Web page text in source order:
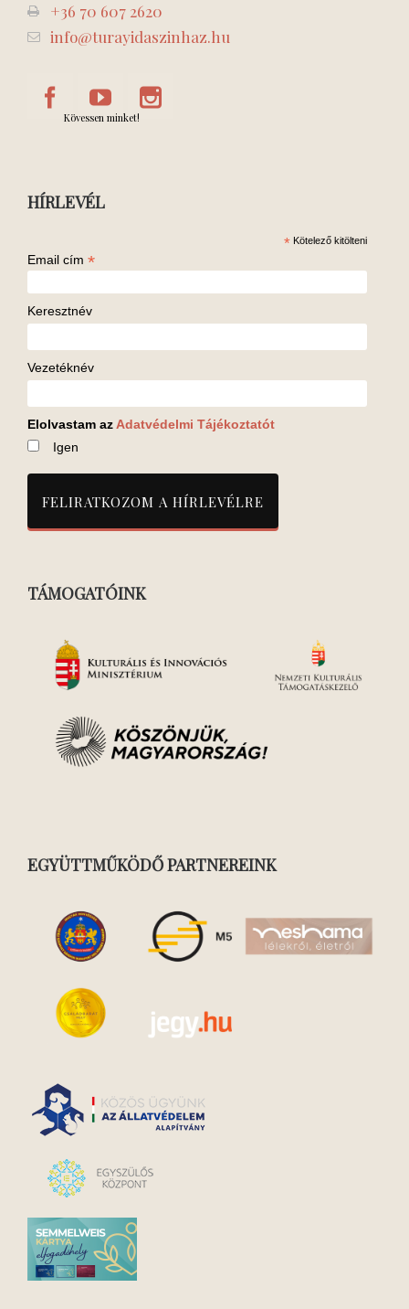
+36 70 607 2620
info@turayidaszinhaz.hu
Kövessen minket!
HÍRLEVÉL
* Kötelező kitölteni
Email cím *
Keresztnév
Vezetéknév
Elolvastam az Adatvédelmi Tájékoztatót
Igen
TÁMOGATÓINK
EGYÜTTMŰKÖDŐ PARTNEREINK